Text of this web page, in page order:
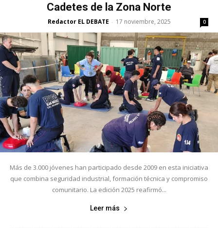
Cadetes de la Zona Norte
Redactor EL DEBATE - 17 noviembre, 2025 0
Más de 3.000 jóvenes han participado desde 2009 en esta iniciativa
que combina seguridad industrial, formación técnica y compromiso
comunitario. La edición 2025 reafirmó...
Leer más